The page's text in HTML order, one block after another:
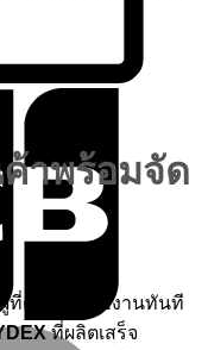
าพร้อมจัด
ที่ต้องการใช้งานทันที
ที่ผลิตเสร็จ